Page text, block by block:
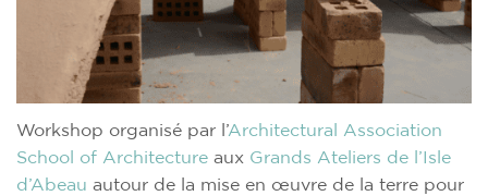
Workshop organisé par l’Architectural Association
School of Architecture aux Grands Ateliers de l’Isle
d’Abeau autour de la mise en œuvre de la terre pour